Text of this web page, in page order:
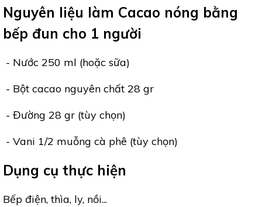
Nguyên liệu làm Cacao nóng bằng
bếp đun cho 1 người
- Nước 250 ml (hoặc sữa)
- Bột cacao nguyên chất 28 gr
- Đường 28 gr (tùy chọn)
- Vani 1/2 muỗng cà phê (tùy chọn)
Dụng cụ thực hiện
Bếp điện, thìa, ly, nồi...